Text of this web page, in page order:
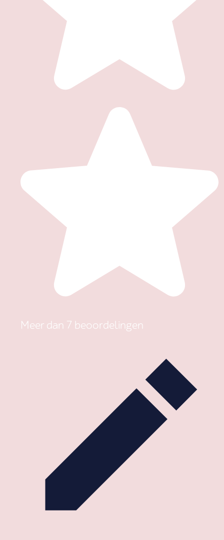
Meer dan 7 beoordelingen